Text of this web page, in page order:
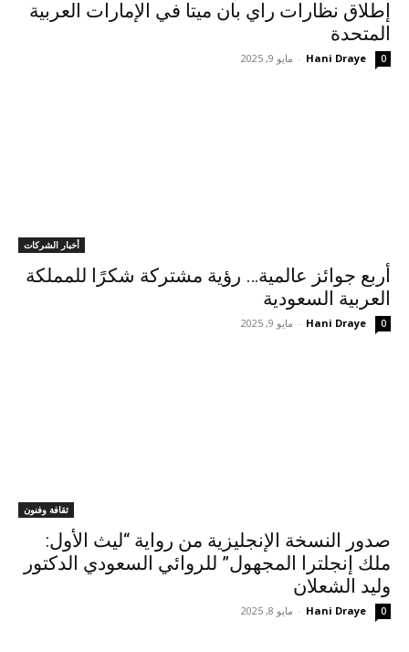
إطلاق نظارات راي بان ميتا في الإمارات العربية
المتحدة
Hani Draye
- مايو 9, 2025 0
أخبار الشركات
أربع جوائز عالمية… رؤية مشتركة شكرًا للمملكة
العربية السعودية
Hani Draye
- مايو 9, 2025 0
ثقافة وفنون
صدور النسخة الإنجليزية من رواية “ليث الأول:
ملك إنجلترا المجهول” للروائي السعودي الدكتور
وليد الشعلان
Hani Draye
- مايو 8, 2025 0